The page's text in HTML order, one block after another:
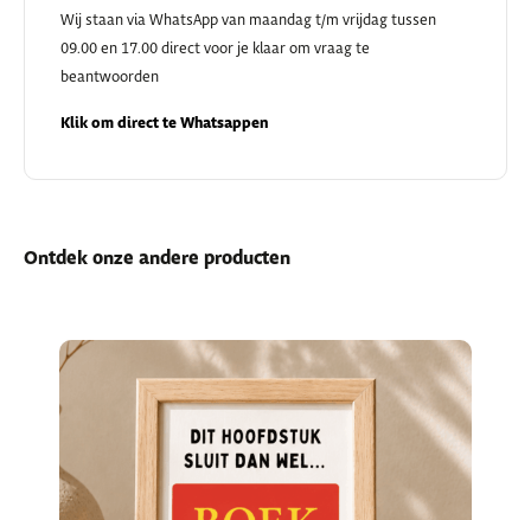
Wij staan via WhatsApp van maandag t/m vrijdag tussen
09.00 en 17.00 direct voor je klaar om vraag te
beantwoorden
Klik om direct te Whatsappen
Ontdek onze andere producten